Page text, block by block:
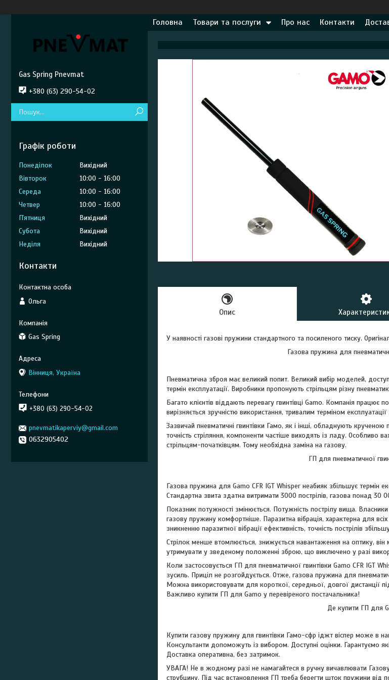
Головна Товари та послуги Про нас Контакти
Опис
У наявності газові пружини стандартного та посиленого тиску.
Газова пружина для
Пневматична зброя має великий попит. Великий вибір моделей,
термін експлуатації. Виробники пропонують стрільцям різну
Багато клієнтів віддають перевагу гвинтівці Gamo. Компанія працює
вирізняється зручністю використання, тривалим терміном
Зазвичай пневматичні гвинтівки Гамо, як і інші, обладнують
точність стріляння, компоненти частіше виходять із ладу. Особливо
стрільцям-початківцям. Тому необхідна заміна на газову.
ГП для пневматичної
Газова пружина для Gamo CFR IGT Whisper неабияк збільшує термін
Стандартна звита здатна витримати 3000 пострілів, газова понад 30
Показник потужності змінюється. Потужність пострілу вища.
газову пружину комфортніше. Паразитна вібрація, характерна для
зникненню паразитної вібрації ефективність, точність пострілів
Стрілок менше втомлюється, знижується навантаження на оптику,
утримувати у зведеному положенні зброю, що виключено у разі
Коли застосовується ГП для пневматичної гвинтівки Gamo CFR IGT
зусиль. Приціл не розгойдується. Отже, газова пружина для
Можна використовувати для короткої, середньої, довгої дистанції
Важливо купити ГП для Gamo у перевіреного постачальника!
Де купити ГП для
Купити газову пружину для гвинтівки Гамо-сфр іджт віспер може в
Консультанти допоможуть із вибором. Доступні оцінки. Гарантуємо
Доставка оперативна, без затримок.
УВАГА! Не в жодному разі не намагайтеся в ручну вичавлювати
струбцину. Під час встановлення ГП треба берегти шток пружини від
Gas Spring Pnevmat
+380 (63) 290-54-02
Графік роботи
Понеділок
Вихідний
Вівторок
10:00
16:00
Середа
10:00
16:00
Четвер
10:00
16:00
Пʼятниця
Вихідний
Субота
Вихідний
Неділя
Вихідний
Контакти
Ольга
Gas Spring
Вінниця, Україна
+380 (63) 290-54-02
pnevmatikaperviy@gmail.com
0632905402